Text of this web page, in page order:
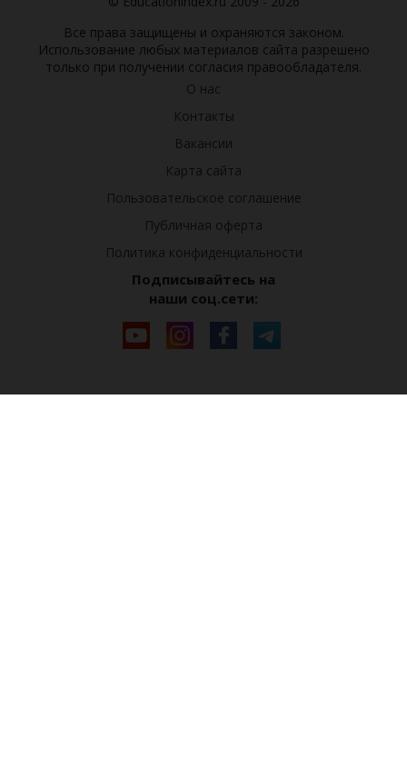
Все права защищены и охраняются законом.
Использование любых материалов сайта разрешено
только при получении согласия правообладателя.
О нас
Контакты
Вакансии
Карта сайта
Пользовательское соглашение
Публичная оферта
Политика конфиденциальности
Подписывайтесь на
наши соц.сети: